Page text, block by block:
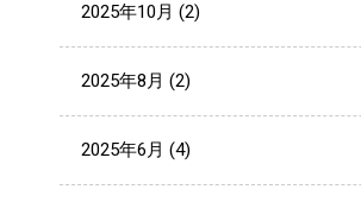
2025年10月 (2)
2025年8月 (2)
2025年6月 (4)